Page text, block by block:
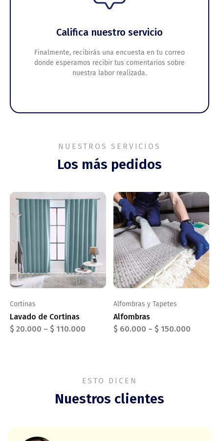
Califica nuestro servicio
Finalmente, recibirás una encuesta en tu correo
donde esperamos recibir tus comentarios sobre
nuestra labor realizada.
NUESTROS SERVICIOS
Los más pedidos
Cortinas
Lavado de Cortinas
$ 20.000 – $ 110.000
Alfombras y Tapetes
Alfombras
$ 60.000 – $ 150.000
ESTO DICEN
Nuestros clientes